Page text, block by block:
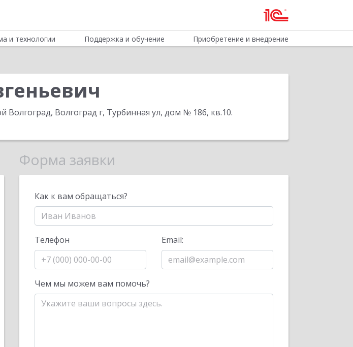
и технологии Поддержка и обучение Приобретение и внедрение
Волгоград, Волгоград г, Турбинная ул, дом № 186, кв.10.
Форма заявки
Как к вам обращаться?
Телефон Email:
Чем мы можем вам помочь?